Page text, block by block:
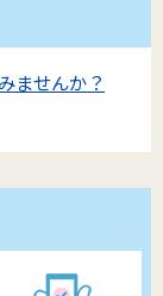
ませんか？